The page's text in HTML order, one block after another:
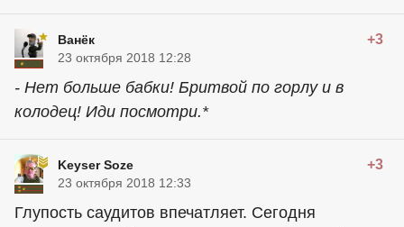
Ванёк +3
23 октября 2018 12:28
- Нет больше бабки! Бритвой по горлу и в
колодец! Иди посмотри.*
Keyser Soze +3
23 октября 2018 12:33
Глупость саудитов впечатляет. Сегодня